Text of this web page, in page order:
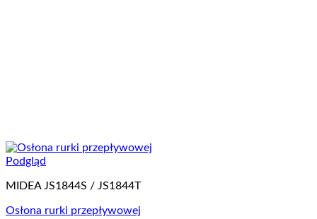
Podgląd
MIDEA JS1844S / JS1844T
Osłona rurki przepływowej